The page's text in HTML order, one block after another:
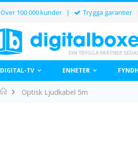
Över 100 000 kunder | Trygga garantier
DIGITAL-TV ENHETER
Home
Optisk Ljudkabel 5m